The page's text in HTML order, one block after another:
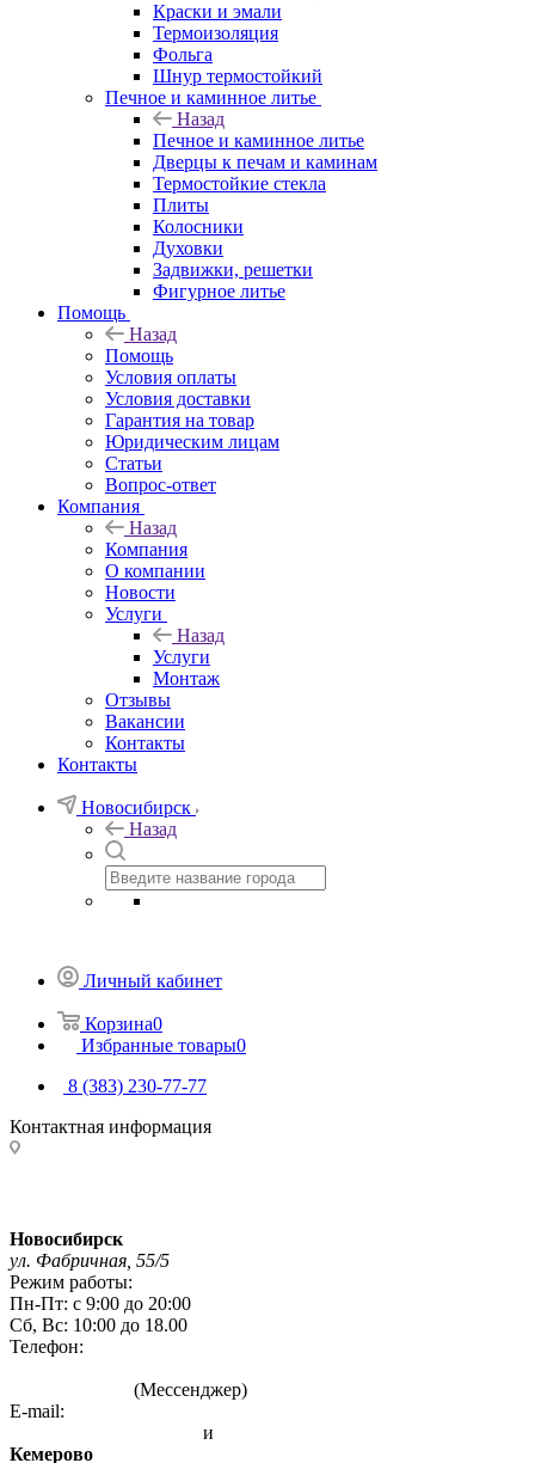
Краски и эмали
Термоизоляция
Фольга
Шнур термостойкий
Печное и каминное литье
Назад
Печное и каминное литье
Дверцы к печам и каминам
Термостойкие стекла
Плиты
Колосники
Духовки
Задвижки, решетки
Фигурное литье
Помощь
Назад
Помощь
Условия оплаты
Условия доставки
Гарантия на товар
Юридическим лицам
Статьи
Вопрос-ответ
Компания
Назад
Компания
О компании
Новости
Услуги
Назад
Услуги
Монтаж
Отзывы
Вакансии
Контакты
Контакты
Новосибирск
Назад
Личный кабинет
Корзина0
Избранные товары0
8 (383) 230-77-77
Контактная информация
Новосибирск
ул. Фабричная, 55/5
Режим работы:
Пн-Пт: с 9:00 до 20:00
Сб, Вс: 10:00 до 18.00
Телефон:
(Мессенджер)
E-mail:
и
Кемерово